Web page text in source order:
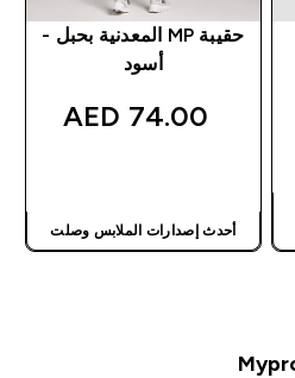
حقيبة MP المعدنية بحبل -
أسود
74.00 AED‎
أحدث إصدارات الملابس وصلت